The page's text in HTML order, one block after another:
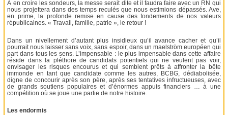
À en croire les sondeurs, la messe serait dite et il faudra faire avec un RN qui
nous projettera dans des temps reculés que nous estimions dépassés. Ave,
en prime, la profonde remise en cause des fondements de nos valeurs
républicaines. « Travail, famille, patrie », le retour !
Dans un nivellement d’autant plus insidieux qu’il avance cacher et qu’il
pourrait nous laisser sans voix, sans espoir, dans un maelström européen qui
part dans tous les sens. L’impensable : le plus impensable dans cette affaire
réside dans la pléthore de candidats potentiels qui ne veulent pas voir,
envisager les risques encourus et qui semblent prêts à affronter la bête
immonde en tant que candidate comme les autres, BCBG, dédiabolisée,
digne de concourir après son père, après ses tentatives infructueuses, avec
de grands soutiens populaires et d’énormes appuis financiers … à une
compétition où se joue une partie de notre histoire.
Les endormis